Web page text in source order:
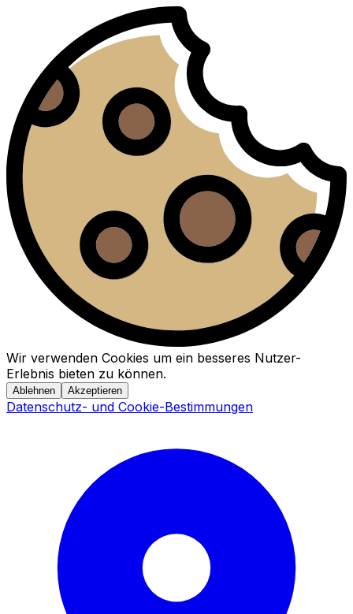
Wir verwenden Cookies um ein besseres Nutzer-
Erlebnis bieten zu können.
Ablehnen Akzeptieren
Datenschutz- und Cookie-Bestimmungen